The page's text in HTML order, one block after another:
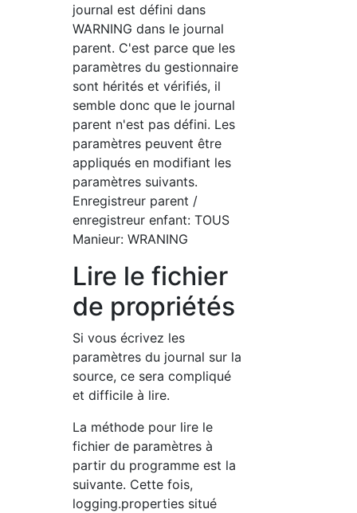
journal est défini dans
WARNING dans le journal
parent. C'est parce que les
paramètres du gestionnaire
sont hérités et vérifiés, il
semble donc que le journal
parent n'est pas défini. Les
paramètres peuvent être
appliqués en modifiant les
paramètres suivants.
Enregistreur parent /
enregistreur enfant: TOUS
Manieur: WRANING
Lire le fichier
de propriétés
Si vous écrivez les
paramètres du journal sur la
source, ce sera compliqué
et difficile à lire.
La méthode pour lire le
fichier de paramètres à
partir du programme est la
suivante. Cette fois,
logging.properties situé